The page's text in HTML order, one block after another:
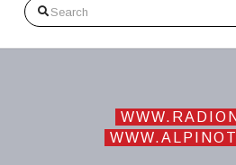
Search